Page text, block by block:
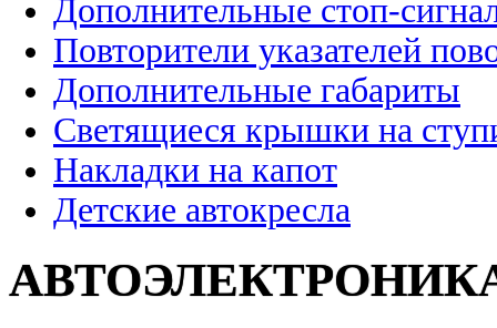
Дополнительные стоп-
Повторители указателей
Дополнительные габариты
Светящиеся крышки на
Накладки на капот
Детские автокресла